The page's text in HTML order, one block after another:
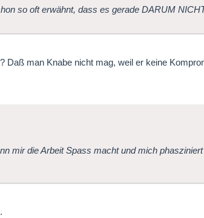
so oft erwähnt, dass es gerade DARUM
Daß man Knabe nicht mag, weil er keine
mir die Arbeit Spass macht und mich